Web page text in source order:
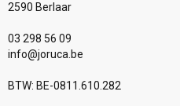
2590 Berlaar
03 298 56 09
info@joruca.be
BTW: BE-0811.610.282